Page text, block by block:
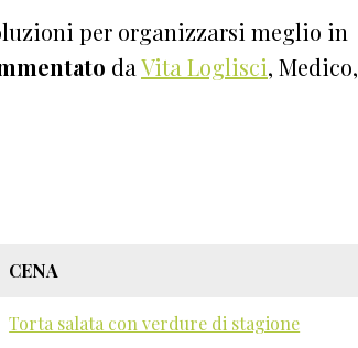
per organizzarsi meglio in
da Vita Loglisci, Medico,
CENA
Torta salata con verdure di stagione